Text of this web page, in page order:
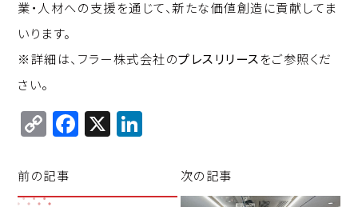
業・人材への支援を通じて、新たな価値創造に貢献してま
いります。
※詳細は、フラー株式会社のプレスリリースをご参照くだ
さい。
C
o
p
F
a
X
前の記事 次の記事